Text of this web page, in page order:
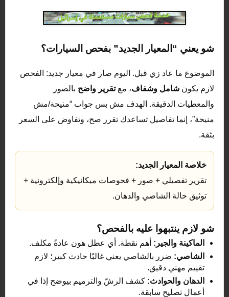
شو يعني “المعيار الجديد” بفحص السيارات؟
الموضوع ما عاد زي قبل. اليوم صار في معيار جديد: الفحص
لازم يكون شامل وشفاف، معتقرير واضح بالصور
والمعطيات الدقيقة. الهدف مش بس جواب “منيحة/مش
منيحة”، إنما تفاصيل تساعدك تقرر صح، وتفاوض على السعر
بثقة.
خلاصة المعيار الجديد:
تقرير تفصيلي + صور + فحوصات ميكانيكية وإلكترونية +
توثيق حالة الشاصي والدهان.
شو لازم ينتبهوا عليه بالفحص؟
الماكينة والجير: أهم نقطة. أي عطل هون عادةً مكلف.
الشاصي: ضرر بالشاصي يعني غالبًا حادث كبير؛ لازم
تقييم مهني دقيق.
الدهان والحوادث: كشف الرشّ والترميم بيوضح إذا في
أعمال تصليح سابقة.